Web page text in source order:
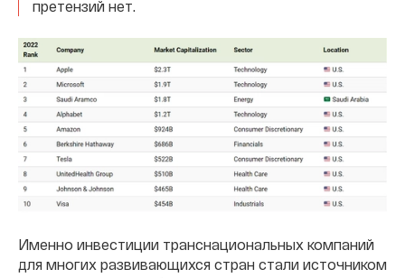
претензий нет.
Именно инвестиции транснациональных компаний
для многих развивающихся стран стали источником